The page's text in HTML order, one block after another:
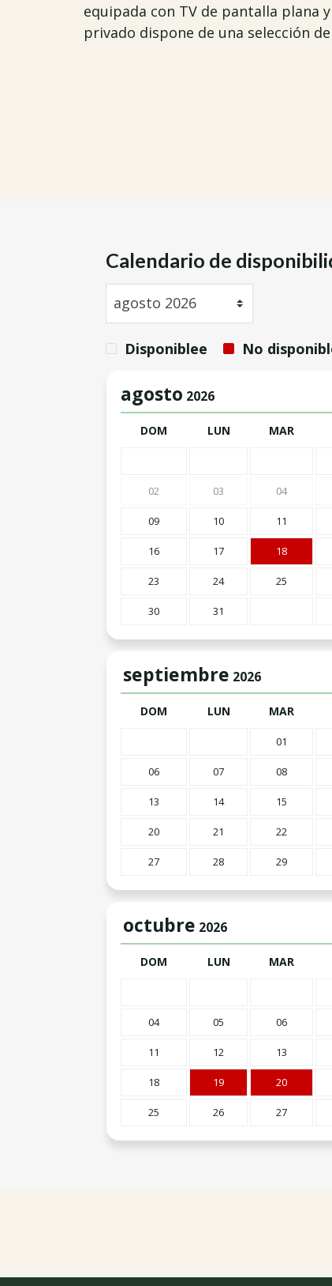
equipada con TV de pantalla plana
privado dispone de una selección
Calendario de
Disponiblee No
agosto 2026
DOM LUN MAR
02 03 04
09 10 11
16 17 18
23 24 25
30 31
septiembre 2026
DOM LUN MAR
01
06 07 08
13 14 15
20 21 22
27 28 29
octubre 2026
DOM
LUN MAR
04 05 06
11 12 13
18 19 20
25 26 27